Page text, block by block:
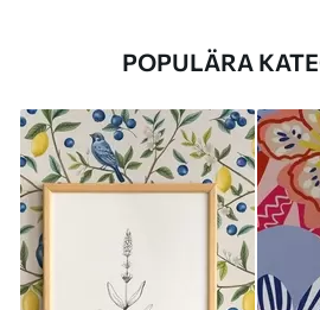
POPULÄRA